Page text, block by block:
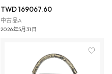
TWD 169067.60
中古品A
2026年5月31日